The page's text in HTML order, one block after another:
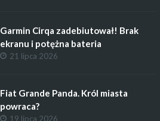
Garmin Cirqa zadebiutował! Brak
ekranu i potężna bateria
21 lipca 2026
Fiat Grande Panda. Król miasta
powraca?
19 lipca 2026